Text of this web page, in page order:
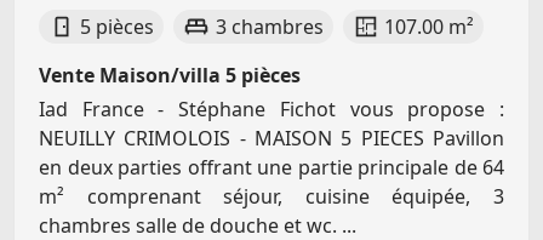
5 pièces 3 chambres
107.00 m²
Vente Maison/villa 5 pièces
Iad France - Stéphane Fichot vous propose :
NEUILLY CRIMOLOIS - MAISON 5 PIECES Pavillon
en deux parties offrant une partie principale de 64
m² comprenant séjour, cuisine équipée, 3
chambres salle de douche et wc. ...